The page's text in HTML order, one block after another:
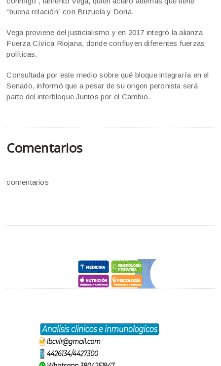
“buena relación” con Brizuela y Doria.
Vega proviene del justicialismo y en 2017 integró la alianza
Fuerza Cívica Riojana, donde confluyen diferentes fuerzas
políticas.
Consultada por este medio sobre qué bloque integraría en el
Senado, informó que a pesar de su origen peronista será
parte del interbloque Juntos por el Cambio.
Comentarios
comentarios